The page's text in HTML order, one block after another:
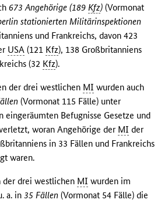
673 Angehörige (189Kfz) (Vormonat
stationierten Militärinspektionen
und Frankreichs, davon 423
USA (121 Kfz), 138 Großbritanniens
(32 Kfz).
der drei westlichen MI wurden auch
(Vormonat 115 Fälle) unter
eingeräumten Befugnisse Gesetze und
woran Angehörige der MI der
in 33 Fällen und Frankreichs
waren.
der drei westlichen MI wurden im
a. in35 Fällen (Vormonat 54 Fälle) die